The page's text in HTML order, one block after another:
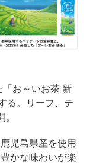
お～いお茶 新
る。リーフ、テ
児島県産を使用
かな味わいが楽